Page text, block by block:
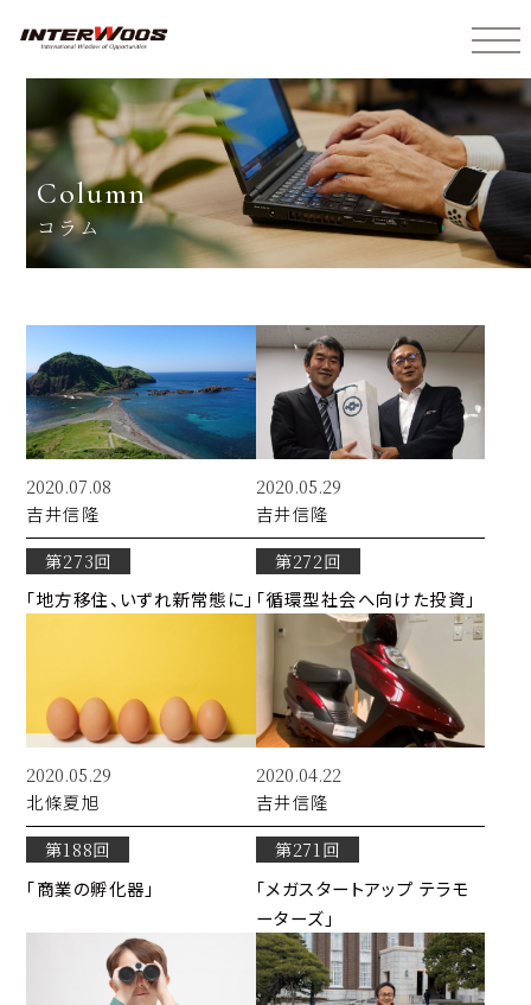
column
コラム
2020.07.08
吉井信隆
第273回
「地方移住、いずれ新常態に」
2020.05.29
吉井信隆
第272回
「循環型社会へ向けた投資」
2020.05.29
北條夏旭
第188回
「商業の孵化器」
2020.04.22
吉井信隆
第271回
「メガスタートアップ テラモ
ーターズ」